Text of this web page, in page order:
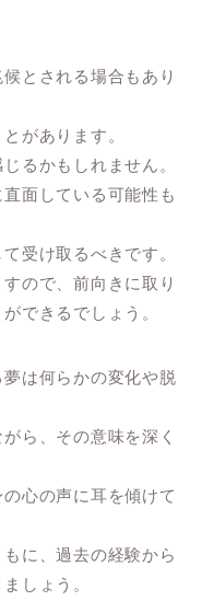
とされる場合もあり
があります。
るかもしれません。
面している可能性も
受け取るべきです。
ので、前向きに取り
できるでしょう。
は何らかの変化や脱
ら、その意味を深く
心の声に耳を傾けて
に、過去の経験から
しょう。